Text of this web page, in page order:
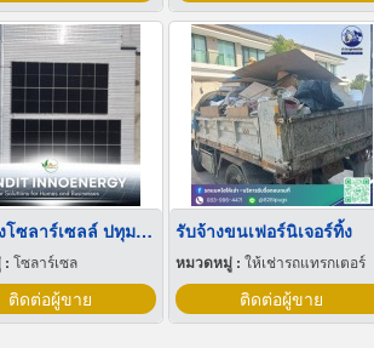
รับติดตั้งโซลาร์เซลล์ ปทุมธานี
: โซลาร์เซล
ติดต่อผู้ขาย
รับจ้างขนเฟอร์นิเจอร์ทิ้ง
หมวดหมู่ : ให้เช่ารถแทรกเตอร์
ติดต่อผู้ขาย